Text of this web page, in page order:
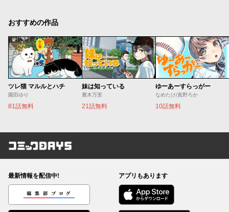
おすすめの作品
ツレ猫 マルルとハチ
園田ゆり
81話無料
妹は知っている
雁木万里
21話無料
ゆーあーすらっがー
なめたけ/真野ろか
10話無料
コミックDAYS
最新情報を配信中!
編集部ブログ
アプリもあります